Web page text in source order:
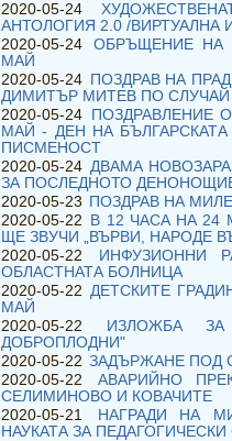
2020-05-24
АНТОЛОГИЯ 2.0 /ВИРТУАЛНА
2020-05-24
ОБРЪЩЕНИЕ НА
МАЙ
2020-05-24 ПОЗДРАВ НА
ДИМИТЪР МИТЕВ ПО СЛУЧАЙ
2020-05-24
ПОЗДРАВЛЕНИЕ
МАЙ - ДЕН НА
ПИСМЕНОСТ
2020-05-24 ДВАМА
ЗА ПОСЛЕДНОТО
2020-05-23 ПОЗДРАВ НА
2020-05-22
В 12 ЧАСА НА
ЩЕ ЗВУЧИ „ВЪРВИ, НАРОДЕ
2020-05-22
ИНФУЗИОННИ
ОБЛАСТНАТА БОЛНИЦА
2020-05-22 ДЕТСКИТЕ
МАЙ
2020-05-22
ИЗЛОЖБА
ДОБРОПЛОДНИ"
2020-05-22 ЗАДЪРЖАНЕ ПОД
2020-05-22
АВАРИЙНО
СЕЛИМИНОВО И КОВАЧИТЕ
2020-05-21
НАГРАДИ НА
НАУКАТА ЗА